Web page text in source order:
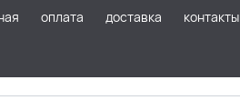
оплата доставка контакты